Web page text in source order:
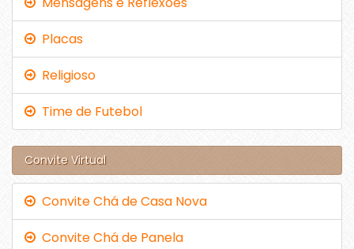
Placas
Religioso
Time de Futebol
Convite Virtual
Convite Chá de Casa Nova
Convite Chá de Panela